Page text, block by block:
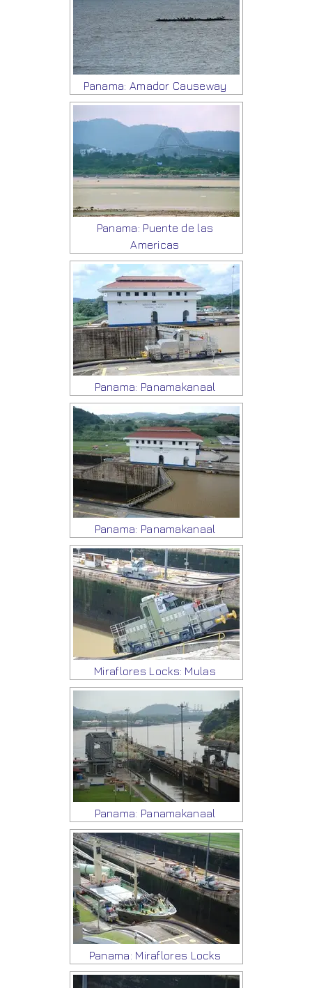
Panama: Amador Causeway
Panama: Puente de las
Americas
Panama: Panamakanaal
Panama: Panamakanaal
Miraflores Locks: Mulas
Panama: Panamakanaal
Panama: Miraflores Locks